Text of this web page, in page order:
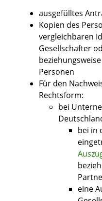
ausgefülltes
Kopien des
vergleichbaren
Gesellschafter
Personen
Für den
Rechtsform:
bei
bei in
eine